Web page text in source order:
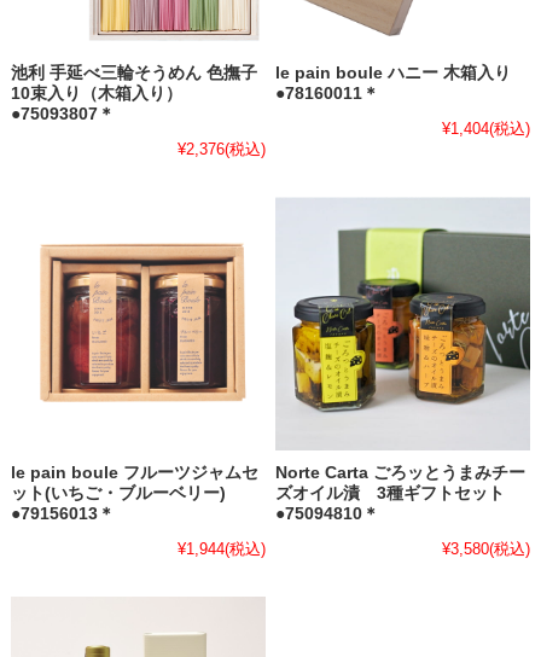
池利 手延べ三輪そうめん 色撫子
10束入り（木箱入り）
●75093807＊
¥2,376(税込)
le pain boule ハニー 木箱入り
●78160011＊
¥1,404(税込)
le pain boule フルーツジャムセ
ット(いちご・ブルーベリー)
●79156013＊
¥1,944(税込)
Norte Carta ごろッとうまみチー
ズオイル漬 3種ギフトセット
●75094810＊
¥3,580(税込)